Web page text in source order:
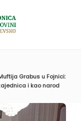
Grabus u Fojnici:
i kao narod